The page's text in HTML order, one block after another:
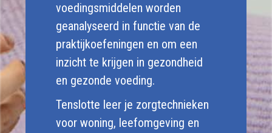
voedingsmiddelen worden
geanalyseerd in functie van de
praktijkoefeningen en om een
inzicht te krijgen in gezondheid
en gezonde voeding.
Tenslotte leer je zorgtechnieken
voor woning, leefomgeving en